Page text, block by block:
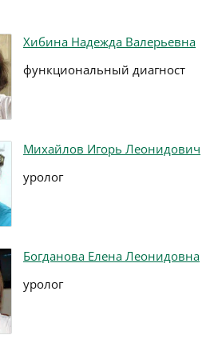
Хибина Надежда Валерьевна
функциональный диагност
Михайлов Игорь Леонидович
уролог
Богданова Елена Леонидовна
уролог